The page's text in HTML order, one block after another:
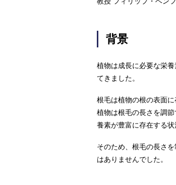
背景
植物は成長に必要な栄
てきました。
根毛は植物の根の表面
植物は根毛の長さを調
養素が豊富に存在する状
そのため、根毛の長さ
はありませんでした。